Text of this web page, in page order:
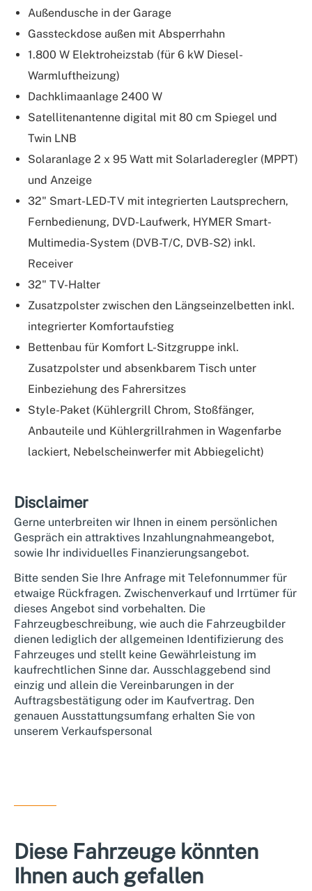
Außendusche in der Garage
Gassteckdose außen mit Absperrhahn
1.800 W Elektroheizstab (für 6 kW Diesel-
Warmluftheizung)
Dachklimaanlage 2400 W
Satellitenantenne digital mit 80 cm Spiegel und
Twin LNB
Solaranlage 2 x 95 Watt mit Solarladeregler (MPPT)
und Anzeige
32" Smart-LED-TV mit integrierten Lautsprechern,
Fernbedienung, DVD-Laufwerk, HYMER Smart-
Multimedia-System (DVB-T/C, DVB-S2) inkl.
Receiver
32" TV-Halter
Zusatzpolster zwischen den Längseinzelbetten inkl.
integrierter Komfortaufstieg
Bettenbau für Komfort L-Sitzgruppe inkl.
Zusatzpolster und absenkbarem Tisch unter
Einbeziehung des Fahrersitzes
Style-Paket (Kühlergrill Chrom, Stoßfänger,
Anbauteile und Kühlergrillrahmen in Wagenfarbe
lackiert, Nebelscheinwerfer mit Abbiegelicht)
Disclaimer
Gerne unterbreiten wir Ihnen in einem persönlichen
Gespräch ein attraktives Inzahlungnahmeangebot,
sowie Ihr individuelles Finanzierungsangebot.
Bitte senden Sie Ihre Anfrage mit Telefonnummer für
etwaige Rückfragen. Zwischenverkauf und Irrtümer für
dieses Angebot sind vorbehalten. Die
Fahrzeugbeschreibung, wie auch die Fahrzeugbilder
dienen lediglich der allgemeinen Identifizierung des
Fahrzeuges und stellt keine Gewährleistung im
kaufrechtlichen Sinne dar. Ausschlaggebend sind
einzig und allein die Vereinbarungen in der
Auftragsbestätigung oder im Kaufvertrag. Den
genauen Ausstattungsumfang erhalten Sie von
unserem Verkaufspersonal
Diese Fahrzeuge könnten
Ihnen auch gefallen